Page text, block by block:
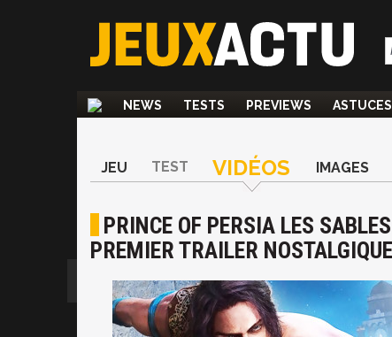
NEWS TESTS PREVIEWS ASTUCES
JEU TEST VIDÉOS IMAGES
PRINCE OF PERSIA LES
PREMIER TRAILER NOSTALGIQUE